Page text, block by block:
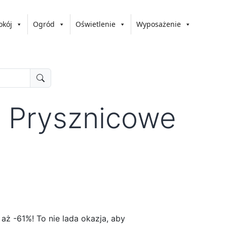
Ogród Oświetlenie Wyposażenie
Prysznicowe
-61%! To nie lada okazja, aby